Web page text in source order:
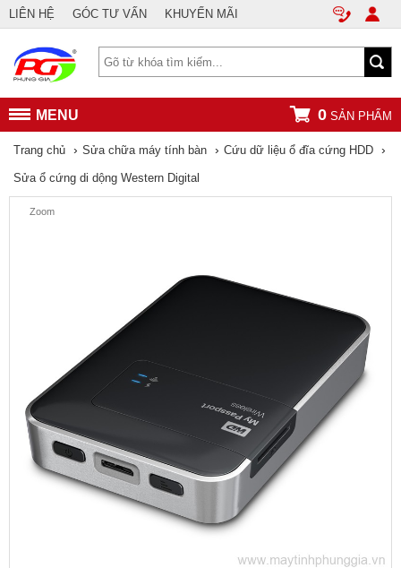
LIÊN HỆ GÓC TƯ VẤN KHUYẾN MÃI
MENU 0 SẢN PHẨM
Trang chủ › Sửa chữa máy tính bàn › Cứu dữ liệu ổ đĩa cứng HDD ›
Sửa ổ cứng di dộng Western Digital
Zoom